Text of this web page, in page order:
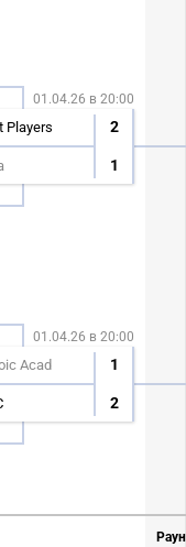
01.04.26 в 20:00
Players 2
1
01.04.26 в 20:00
Acad 1
2